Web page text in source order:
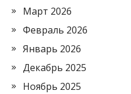
Март 2026
Февраль 2026
Январь 2026
Декабрь 2025
Ноябрь 2025